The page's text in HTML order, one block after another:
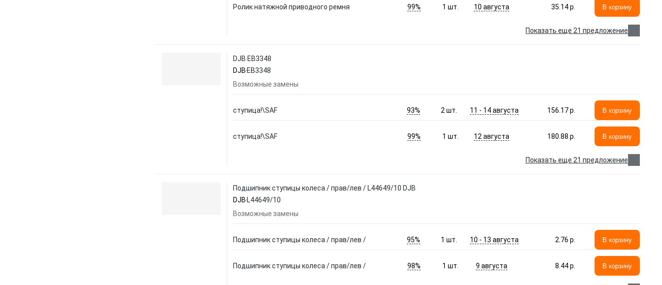
Ролик натяжной приводного ремня 99% 1шт. 10 августа 35.14 p. В корзину
Показать еще 21 предложение
DJB EB3348
DJB EB3348
Возможные замены
ступица!\SAF 93% 2 шт. 11 - 14 августа 156.17 p. В корзину
ступица!\SAF 99% 1шт. 12 августа 180.88 p. В корзину
Показать еще 21 предложение
Подшипник ступицы колеса / прав/лев / L44649/10 DJB
DJB L44649/10
Возможные замены
Подшипник ступицы колеса / прав/лев / 95% 1 шт. 10 - 13 августа 2.76 p. В корзину
Подшипник ступицы колеса / прав/лев / 98% 1шт. 9 августа 8.44 p. В корзину